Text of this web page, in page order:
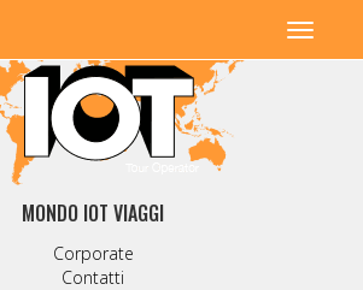
MONDO IOT VIAGGI
Corporate
Contatti